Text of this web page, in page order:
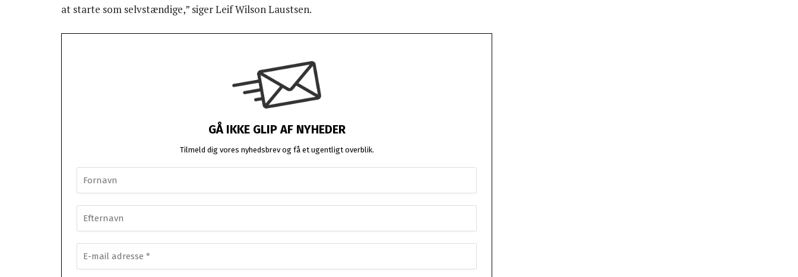
at starte som selvstændige,” siger Leif Wilson Laustsen.
GÅ IKKE GLIP AF NYHEDER
Tilmeld dig vores nyhedsbrev og få et ugentligt overblik.